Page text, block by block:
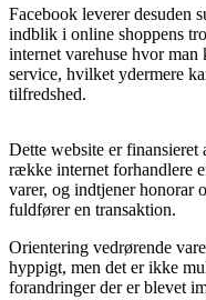
Facebook leverer desuden
indblik i online shoppens
internet varehuse hvor man
service, hvilket ydermere
tilfredshed.
Dette website er
række internet forhandlere
varer, og indtjener honorar
fuldfører en transaktion.
Orientering vedrørende
hyppigt, men det er ikke
forandringer der er blevet